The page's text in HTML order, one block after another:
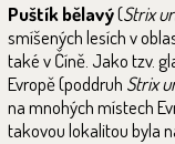
Puštík bělavý(Strix
smíšených lesích v
také v Číně. Jako tzv.
Evropě (poddruh Strix
na mnohých místech
takovou lokalitou byla